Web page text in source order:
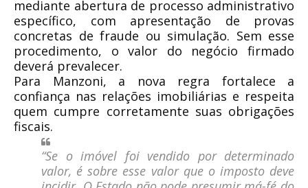
mediante abertura de processo administrativo
específico, com apresentação de provas
concretas de fraude ou simulação. Sem esse
procedimento, o valor do negócio firmado
deverá prevalecer.
Para Manzoni, a nova regra fortalece a
confiança nas relações imobiliárias e respeita
quem cumpre corretamente suas obrigações
fiscais.
“Se o imóvel foi vendido por determinado
valor, é sobre esse valor que o imposto deve